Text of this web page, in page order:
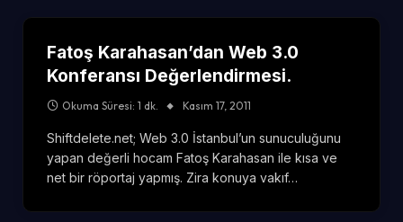
Fatoş Karahasan’dan Web 3.0
Konferansı Değerlendirmesi.
Okuma Süresi: 1 dk. Kasım 17, 2011
Shiftdelete.net; Web 3.0 İstanbul’un sunuculuğunu
yapan değerli hocam Fatoş Karahasan ile kısa ve
net bir röportaj yapmış. Zira konuya vakıf…